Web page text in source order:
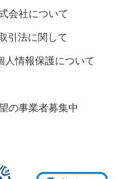
会社について
引法に関して
人情報保護について
の事業者募集中